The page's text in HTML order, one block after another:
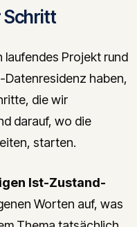
Schritt
laufendes Projekt rund
Datenresidenz haben,
die wir
darauf, wo die
starten.
Ist-Zustand-
Worten auf, was